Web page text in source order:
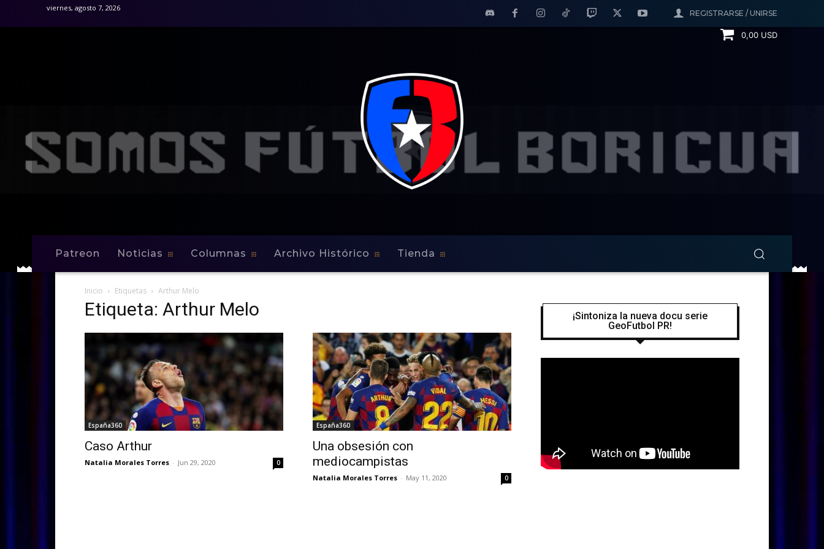
REGISTRARSE / UNIRSE
viernes, agosto 7, 2026
0,00 USD
Patreon Noticias Columnas Archivo Histórico Tienda
Inicio Etiquetas Arthur Melo
Etiqueta: Arthur Melo
España360
Caso Arthur
Natalia Morales Torres - Jun 29, 2020 0
España360
Una obsesión con
mediocampistas
Natalia Morales Torres - May 11, 2020 0
¡Sintoniza la nueva docu serie
GeoFutbol PR!